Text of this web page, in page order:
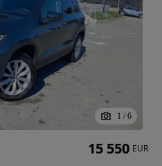
1 / 6
15 550 EUR